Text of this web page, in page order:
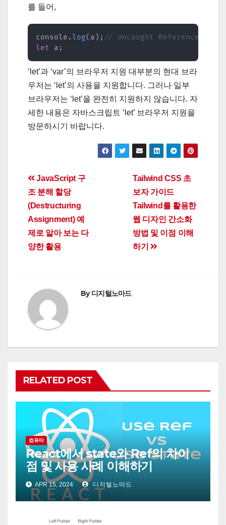
를 들어,
console .log( a ) ; // Uncaught
let a ;
‘let’과 ‘var’의 브라우저 지원 대부분의 현대 브라
우저는 ‘let’의 사용을 지원합니다. 그러나 일부
브라우저는 ‘let’을 완전히 지원하지 않습니다. 자
세한 내용은 자바스크립트 ‘let’ 브라우저 지원을
방문하시기 바랍니다.
Post
navigation
Tailwind CSS 초
보자 가이드
Tailwind를 활용한
웹 디자인 간소화
방법 및 이점 이해
하기
JavaScript 구
조 분해 할당
(Destructuring
Assignment) 예
제로 알아 보는 다
양한 활용
By디지털노마드
RELATED POST
컴퓨터
React에서 state와 Ref의 차이
점 및 사용 사례 이해하기
APR 15, 2024 디지털노마드